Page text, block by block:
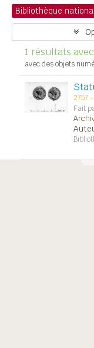
1 résultats
avec des objets
2757
Fait